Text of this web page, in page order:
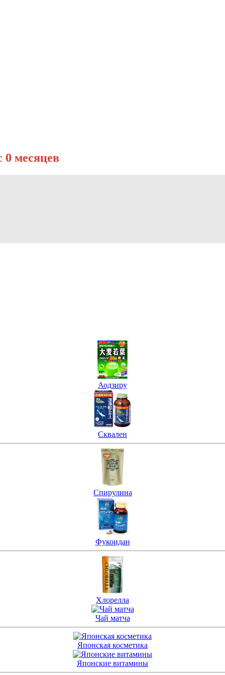
0 месяцев
Аодзиру
Сквален
Спирулина
Фукоидан
Хлорелла
Чай матча
Японская косметика
Японские витамины